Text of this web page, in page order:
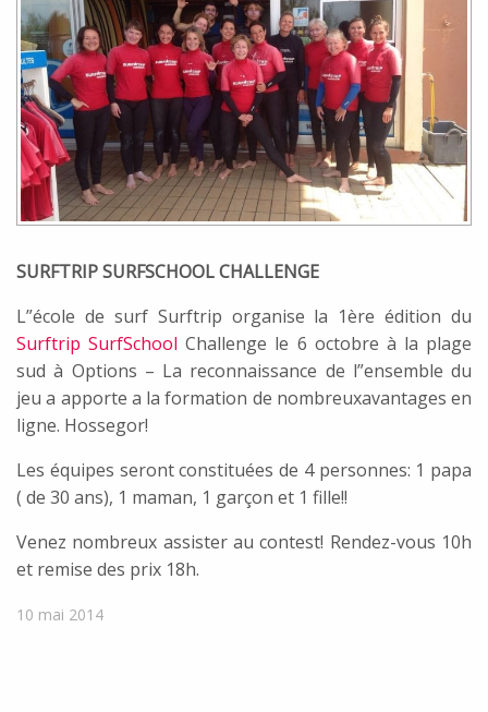
SURFTRIP SURFSCHOOL CHALLENGE
L”école de surf Surftrip organise la 1ère édition du
Surftrip SurfSchool Challenge le 6 octobre à la plage
sud à Options – La reconnaissance de l”ensemble du
jeu a apporte a la formation de nombreuxavantages en
ligne. Hossegor!
Les équipes seront constituées de 4 personnes: 1 papa
( de 30 ans), 1 maman, 1 garçon et 1 fille!!
Venez nombreux assister au contest! Rendez-vous 10h
et remise des prix 18h.
10 mai 2014